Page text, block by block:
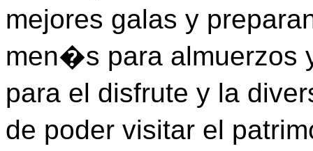
mejores galas y
men�s para almuerzos
para el disfrute y la
de poder visitar el